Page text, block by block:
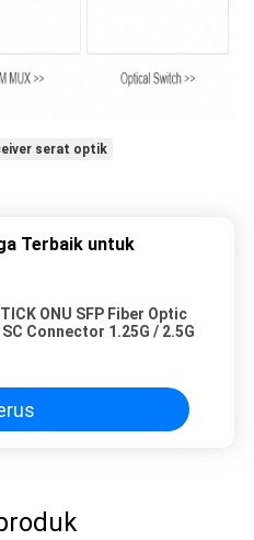
serat optik
Terbaik untuk
ONU SFP Fiber Optic
Connector 1.25G / 2.5G